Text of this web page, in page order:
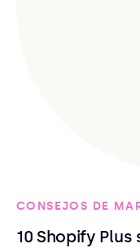
CONSEJOS DE
10 Shopify